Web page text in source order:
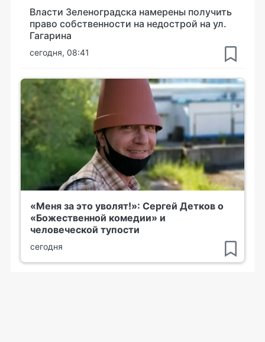
Власти Зеленоградска намерены получить
право собственности на недострой на ул.
Гагарина
сегодня, 08:41
«Меня за это уволят!»: Сергей Детков о
«Божественной комедии» и
человеческой тупости
сегодня